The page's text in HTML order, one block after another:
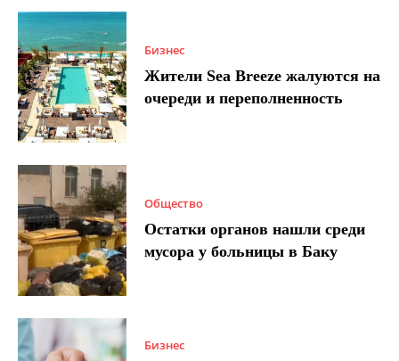
Бизнес
Жители Sea Breeze жалуются на
очереди и переполненность
Общество
Остатки органов нашли среди
мусора у больницы в Баку
Бизнес